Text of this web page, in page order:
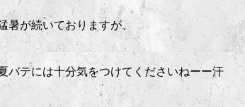
暑が続いておりますが、
バテには十分気をつけてくださいねーー汗